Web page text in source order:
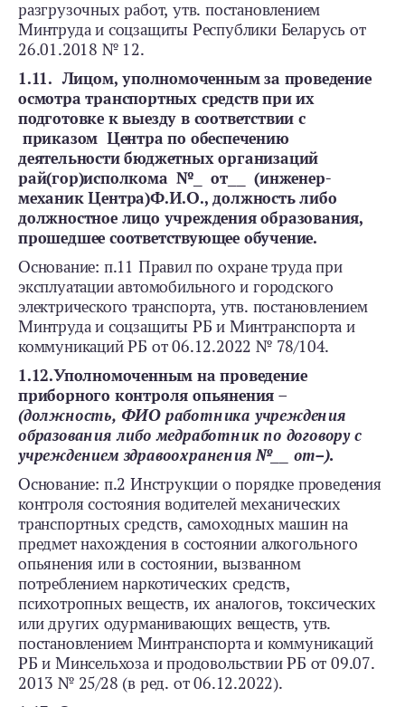
разгрузочных работ, утв. постановлением
Минтруда и соцзащиты Республики Беларусь от
26.01.2018 № 12.
1.11. Лицом, уполномоченным за проведение
осмотра транспортных средств при их
подготовке к выезду в соответствии с
приказом Центра по обеспечению
деятельности бюджетных организаций
рай(гор)исполкома №_ от__ (инженер-
механик Центра)Ф.И.О., должность либо
должностное лицо учреждения образования,
прошедшее соответствующее обучение.
Основание: п.11 Правил по охране труда при
эксплуатации автомобильного и городского
электрического транспорта, утв. постановлением
Минтруда и соцзащиты РБ и Минтранспорта и
коммуникаций РБ от 06.12.2022 № 78/104.
1.12.Уполномоченным на проведение
приборного контроля опьянения –
(должность, ФИО работника учреждения
образования либо медработник по договору с
учреждением здравоохранения №__ от–).
Основание: п.2 Инструкции о порядке проведения
контроля состояния водителей механических
транспортных средств, самоходных машин на
предмет нахождения в состоянии алкогольного
опьянения или в состоянии, вызванном
потреблением наркотических средств,
психотропных веществ, их аналогов, токсических
или других одурманивающих веществ, утв.
постановлением Минтранспорта и коммуникаций
РБ и Минсельхоза и продовольствии РБ от 09.07.
2013 № 25/28 (в ред. от 06.12.2022).